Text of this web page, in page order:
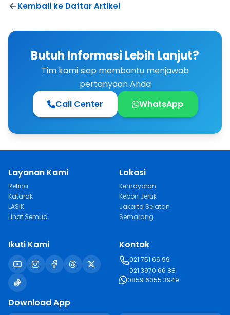
Kembali ke Daftar Artikel
Butuh Informasi Lebih Lanjut?
Tim kami siap membantu menjawab
pertanyaan Anda
Call Center
WhatsApp
Layanan Kami
Retina
Katarak
LASIK
Lihat Semua
Lokasi
Kemayoran
Kebon Jeruk
Jakarta Selatan
Semarang
Ikuti Kami Kontak
021 751 66 99
021 3970 66 88
0859 6055 3949
Download App